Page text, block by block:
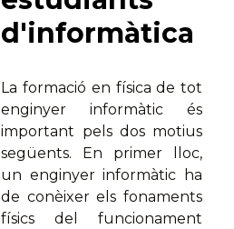
d'informàtica
La formació en física de tot
enginyer informàtic és
important pels dos motius
següents. En primer lloc,
un enginyer informàtic ha
de conèixer els fonaments
físics del funcionament